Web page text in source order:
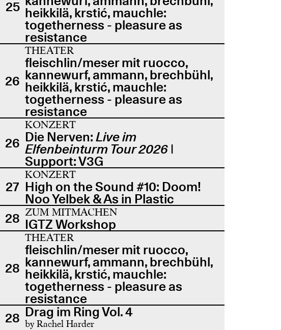
25 heikkilä, krstić, mauchle:
togetherness - pleasure as
resistance
26
THEATER
fleischlin/meser mit ruocco,
kannewurf, ammann, brechbühl,
heikkilä, krstić, mauchle:
togetherness - pleasure as
resistance
26
KONZERT
Die Nerven:Live im
Elfenbeinturm Tour 2026 |
Support: V3G
27
KONZERT
High on the Sound #10: Doom!
Noo Yelbek & As in Plastic
28 ZUM MITMACHEN
IGTZ Workshop
28
THEATER
fleischlin/meser mit ruocco,
kannewurf, ammann, brechbühl,
heikkilä, krstić, mauchle:
togetherness - pleasure as
resistance
28 Drag im Ring Vol. 4
by Rachel Harder